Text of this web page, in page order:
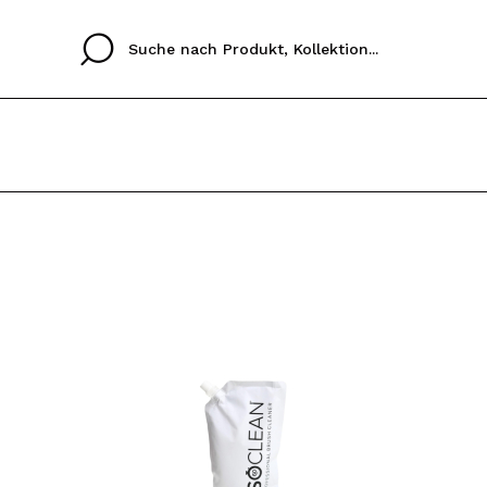
Durch die Erstellung
Einkäufe schnell